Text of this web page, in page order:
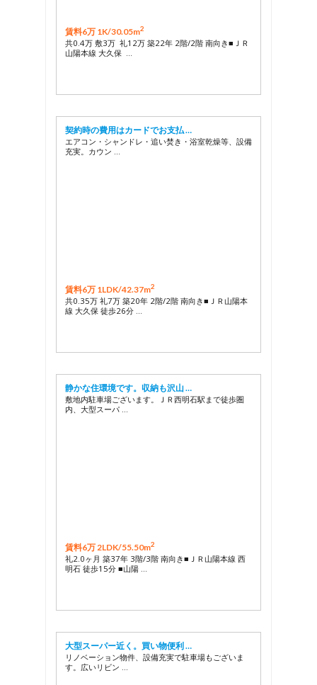
賃料6万 1K/30.05m2
共0.4万 敷3万 礼12万 築22年 2階/2階 南向き■ＪＲ
山陽本線 大久保 …
契約時の費用はカードでお支払 …
エアコン・シャンドレ・追い焚き・浴室乾燥等、設備
充実。カウン …
賃料6万 1LDK/42.37m2
共0.35万 礼7万 築20年 2階/2階 南向き■ＪＲ山陽本
線 大久保 徒歩26分 …
静かな住環境です。収納も沢山 …
敷地内駐車場ございます。ＪＲ西明石駅まで徒歩圏
内、大型スーパ …
賃料6万 2LDK/55.50m2
礼2.0ヶ月 築37年 3階/3階 南向き■ＪＲ山陽本線 西
明石 徒歩15分 ■山陽 …
大型スーパー近く。買い物便利 …
リノベーション物件、設備充実で駐車場もございま
す。広いリビン …